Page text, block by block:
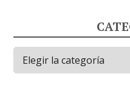
Categorías